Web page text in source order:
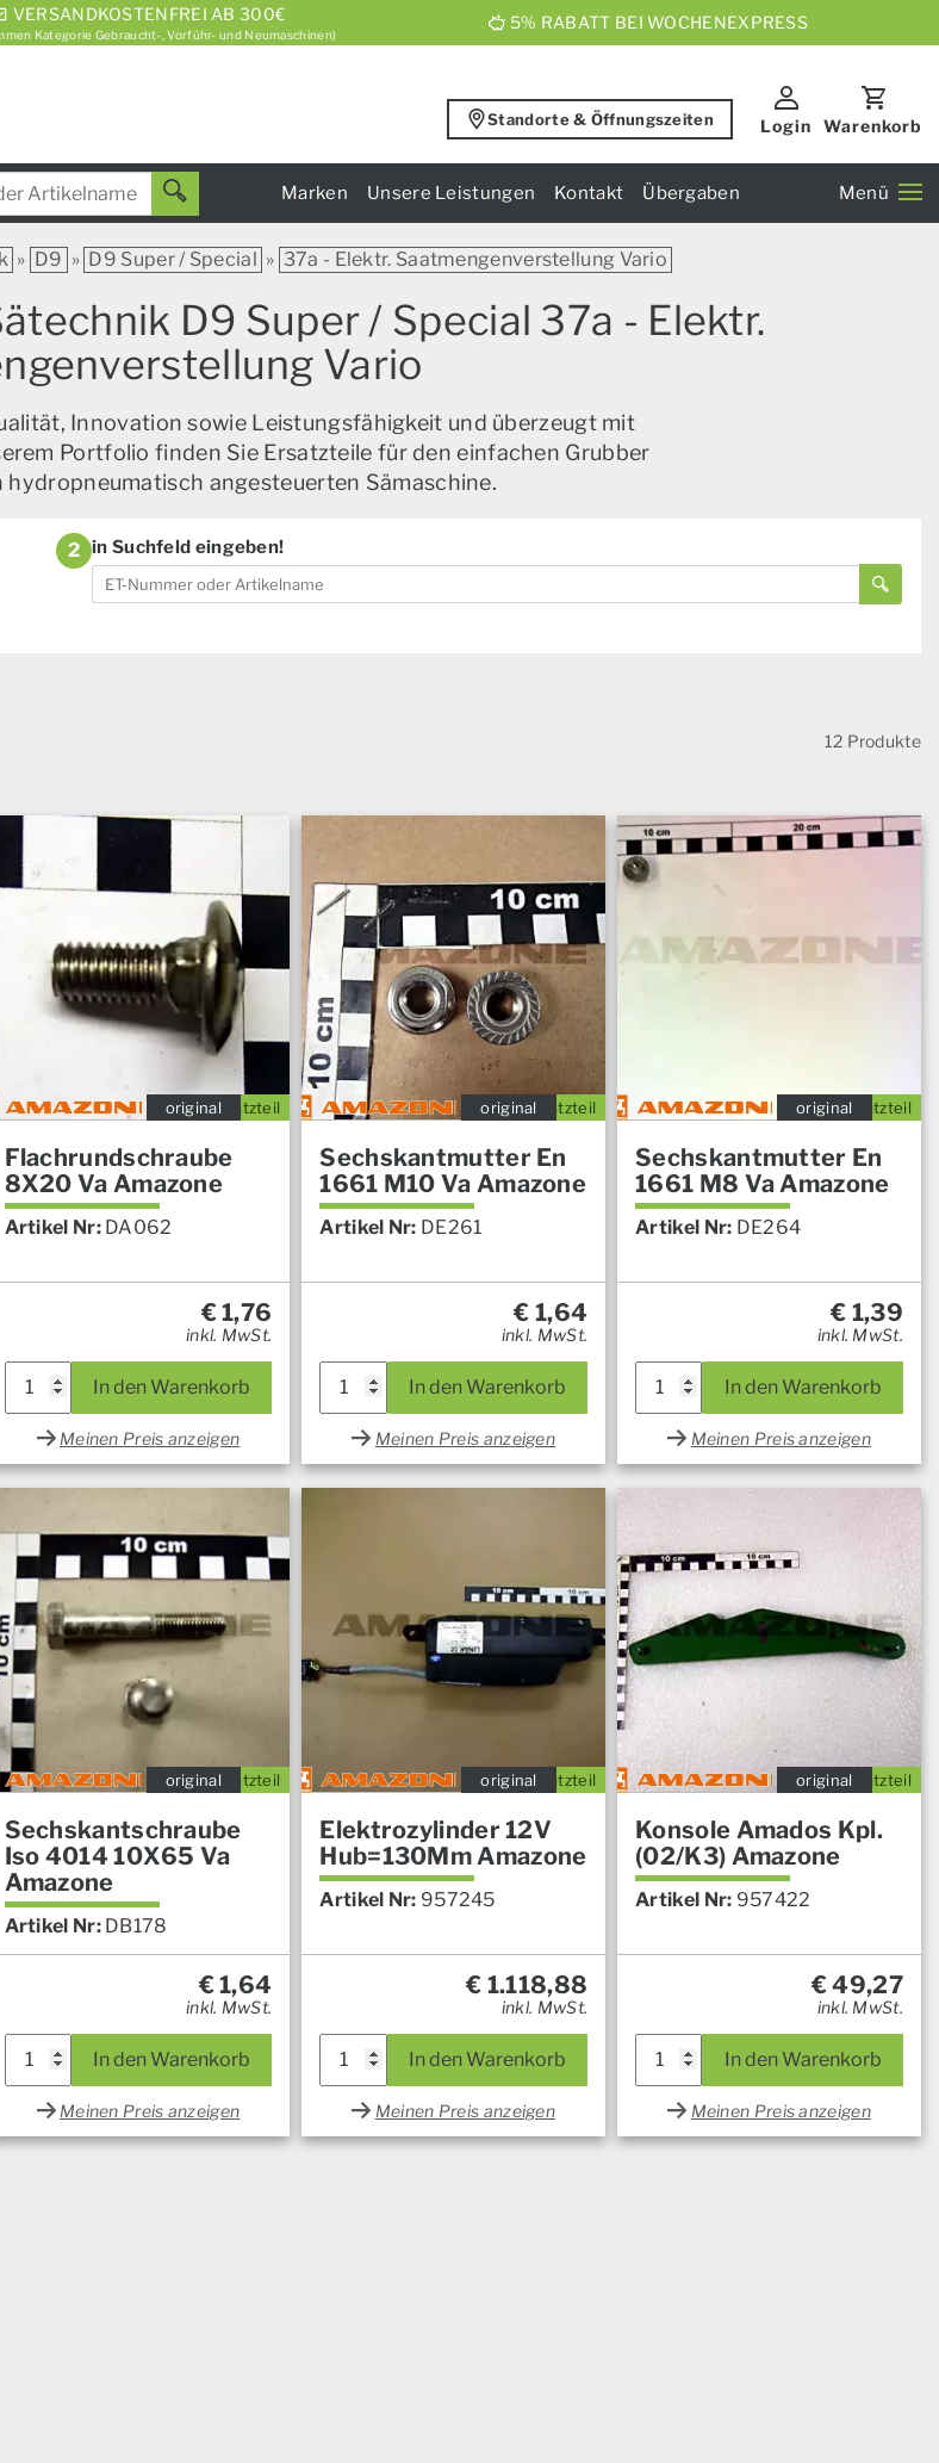
VERSANDKOSTENFREI AB 300€
Kategorie Gebraucht-, Vorführ- und Neumaschinen)
5% RABATT BEI WOCHENEXPRESS
Standorte & Öffnungszeiten Login Warenkorb
Marken Unsere Leistungen Kontakt Übergaben Menü
» D9 » D9 Super / Special » 37a - Elektr. Saatmengenverstellung Vario
D9 Super / Special 37a - Elektr.
Vario
Innovation sowie Leistungsfähigkeit und überzeugt mit
Portfolio finden Sie Ersatzteile für den einfachen Grubber
hydropneumatisch angesteuerten Sämaschine.
2 in Suchfeld eingeben!
12 Produkte
Ersatzteil
original
Flachrundschraube
8X20 Va Amazone
Artikel Nr: DA062
€1,76
inkl. MwSt.
In den Warenkorb
Meinen Preis anzeigen
Ersatzteil
original
Sechskantmutter En
1661 M10 Va Amazone
Artikel Nr: DE261
€ 1,64
inkl. MwSt.
In den Warenkorb
Meinen Preis anzeigen
Ersatzteil
original
Sechskantmutter En
1661 M8 Va Amazone
Artikel Nr: DE264
€ 1,39
inkl. MwSt.
In den Warenkorb
Meinen Preis anzeigen
Ersatzteil
original
Sechskantschraube
Iso 4014 10X65 Va
Amazone
Artikel Nr: DB178
€1,64
inkl. MwSt.
In den Warenkorb
Meinen Preis anzeigen
Ersatzteil
original
Elektrozylinder 12V
Hub=130Mm Amazone
Artikel Nr: 957245
€ 1.118,88
inkl. MwSt.
In den Warenkorb
Meinen Preis anzeigen
Ersatzteil
original
Konsole Amados Kpl.
(02/K3) Amazone
Artikel Nr: 957422
€49,27
inkl. MwSt.
In den Warenkorb
Meinen Preis anzeigen